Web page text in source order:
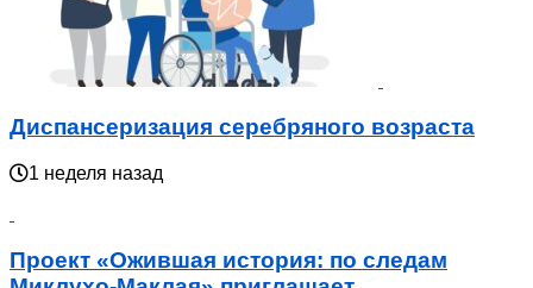
Диспансеризация серебряного возраста
1 неделя назад
Проект «Ожившая история: по следам